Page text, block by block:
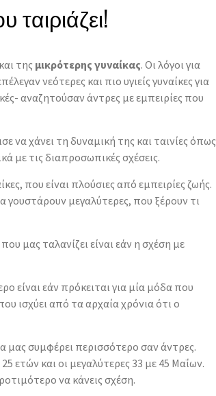
και της μικρότερης γυναίκας. Οι λόγοι για
νεότερες και πιο υγιείς γυναίκες για
αναζητούσαν άντρες με εμπειρίες που
να χάνει τη δυναμική της και ταινίες όπως
με τις διαπροσωπικές σχέσεις.
που είναι πλούσιες από εμπειρίες ζωής.
γουστάρουν μεγαλύτερες, που ξέρουν τι
μας ταλανίζει είναι εάν η σχέση με
είναι εάν πρόκειται για μία μόδα που
ισχύει από τα αρχαία χρόνια ότι ο
μας συμφέρει περισσότερο σαν άντρες.
ετών και οι μεγαλύτερες 33 με 45 Μαΐων.
να κάνεις σχέση.